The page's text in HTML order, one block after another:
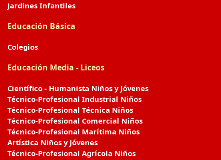
Jardines Infantiles
Educación Básica
Colegios
Educación Media - Liceos
Científico - Humanista Niños y Jóvenes
Técnico-Profesional Industrial Niños
Técnico-Profesional Técnica Niños
Técnico-Profesional Comercial Niños
Técnico-Profesional Marítima Niños
Artística Niños y Jóvenes
Técnico-Profesional Agrícola Niños